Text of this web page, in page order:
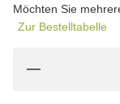
Möchten Sie
Zur Bestelltabelle